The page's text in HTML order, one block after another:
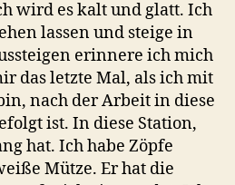
wird es kalt und glatt. Ich
lassen und steige in
erinnere ich mich
das letzte Mal, als ich mit
nach der Arbeit in diese
ist. In diese Station,
hat. Ich habe Zöpfe
Mütze. Er hat die